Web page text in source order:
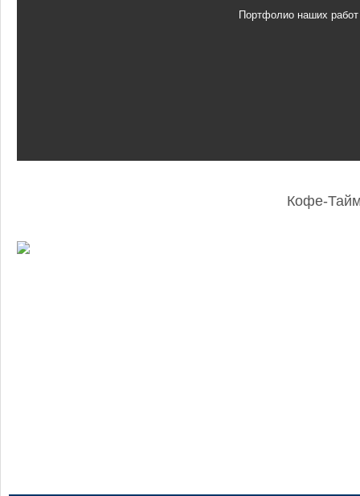
Портфолио наших работ
Кофе-